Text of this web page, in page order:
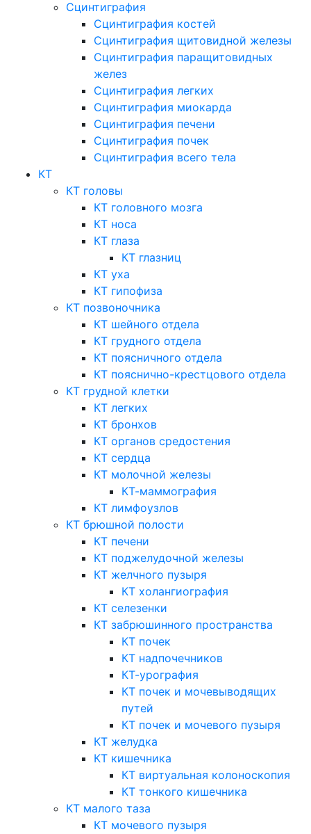
Сцинтиграфия
Сцинтиграфия костей
Сцинтиграфия щитовидной железы
Сцинтиграфия паращитовидных
желез
Сцинтиграфия легких
Сцинтиграфия миокарда
Сцинтиграфия печени
Сцинтиграфия почек
Сцинтиграфия всего тела
КТ
КТ головы
КТ головного мозга
КТ носа
КТ глаза
КТ глазниц
КТ уха
КТ гипофиза
КТ позвоночника
КТ шейного отдела
КТ грудного отдела
КТ поясничного отдела
КТ пояснично-крестцового отдела
КТ грудной клетки
КТ легких
КТ бронхов
КТ органов средостения
КТ сердца
КТ молочной железы
КТ-маммография
КТ лимфоузлов
КТ брюшной полости
КТ печени
КТ поджелудочной железы
КТ желчного пузыря
КТ холангиография
КТ селезенки
КТ забрюшинного пространства
КТ почек
КТ надпочечников
КТ-урография
КТ почек и мочевыводящих
путей
КТ почек и мочевого пузыря
КТ желудка
КТ кишечника
КТ виртуальная колоноскопия
КТ тонкого кишечника
КТ малого таза
КТ мочевого пузыря